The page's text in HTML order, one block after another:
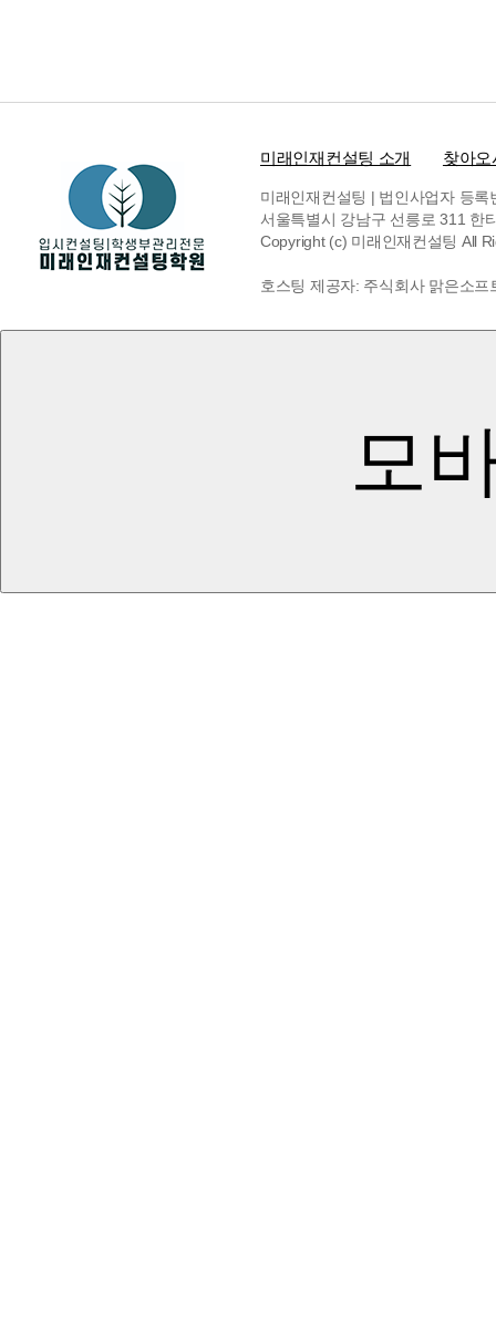
미래인재컨설팅 소개 찾아
미래인재컨설팅 | 법인사업자 등
서울특별시 강남구 선릉로 311 한
Copyright (c) 미래인재컨설팅 All
호스팅 제공자: 주식회사 맑은소
모